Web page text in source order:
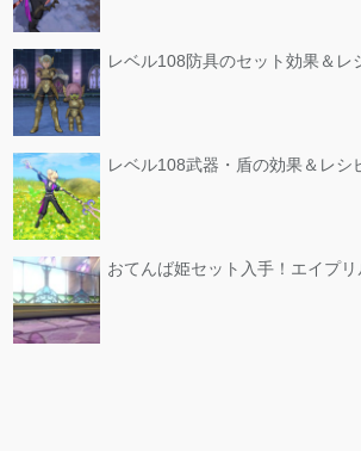
レベル108防具のセット効果＆レ
レベル108武器・盾の効果＆レシ
おてんば姫セット入手！エイプ